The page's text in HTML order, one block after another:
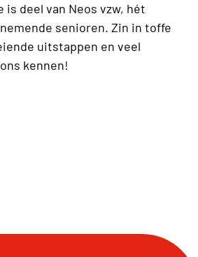
is deel van Neos vzw, hét
senioren. Zin in toffe
uitstappen en veel
kennen!